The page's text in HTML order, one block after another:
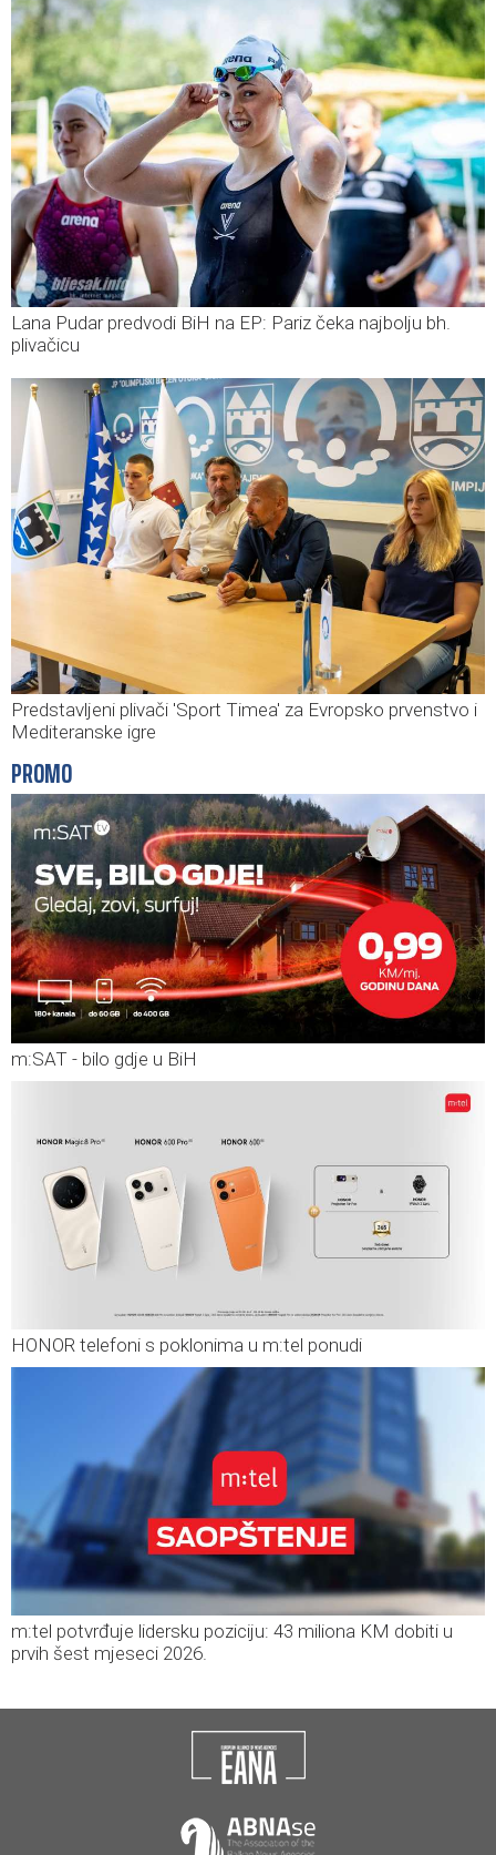
Lana Pudar predvodi BiH na EP: Pariz čeka najbolju bh.
plivačicu
Predstavljeni plivači 'Sport Timea' za Evropsko prvenstvo i
Mediteranske igre
PROMO
m:SAT - bilo gdje u BiH
HONOR telefoni s poklonima u m:tel ponudi
m:tel potvrđuje lidersku poziciju: 43 miliona KM dobiti u
prvih šest mjeseci 2026.